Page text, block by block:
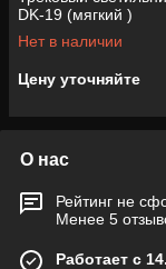
DK-19 (мягкий )
Нет в наличии
Цену уточняйте
О нас
Рейтинг не
Менее 5
Работает с